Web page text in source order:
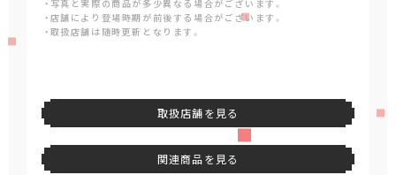
・写真と実際の商品が多少異なる場合がございます。
・店舗により登場時期が前後する場合がございます。
・取扱店舗は随時更新となります。
取扱店舗を見る
関連商品を見る